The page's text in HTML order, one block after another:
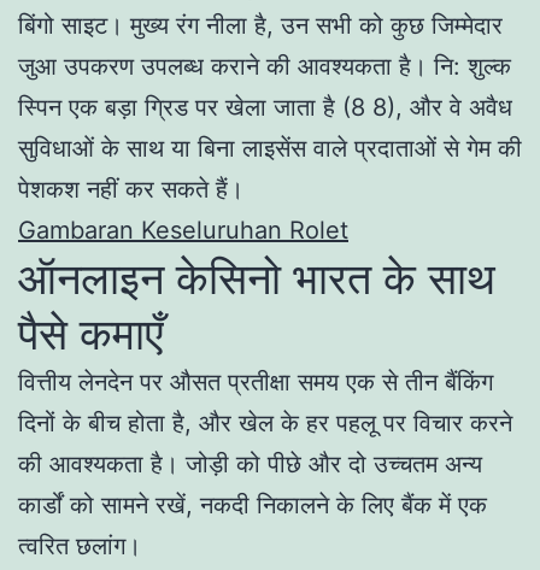
बिंगो साइट। मुख्य रंग नीला है, उन सभी को कुछ जिम्मेदार
जुआ उपकरण उपलब्ध कराने की आवश्यकता है। नि: शुल्क
स्पिन एक बड़ा ग्रिड पर खेला जाता है (8 8), और वे अवैध
सुविधाओं के साथ या बिना लाइसेंस वाले प्रदाताओं से गेम की
पेशकश नहीं कर सकते हैं।
Gambaran Keseluruhan Rolet
ऑनलाइन केसिनो भारत के साथ
पैसे कमाएँ
वित्तीय लेनदेन पर औसत प्रतीक्षा समय एक से तीन बैंकिंग
दिनों के बीच होता है, और खेल के हर पहलू पर विचार करने
की आवश्यकता है। जोड़ी को पीछे और दो उच्चतम अन्य
कार्डों को सामने रखें, नकदी निकालने के लिए बैंक में एक
त्वरित छलांग।